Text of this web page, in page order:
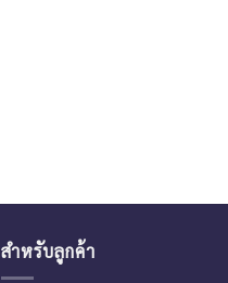
สำหรับลูกค้า